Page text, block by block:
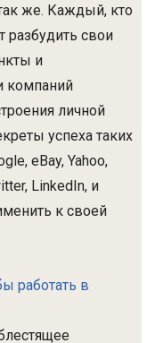
же. Каждый, кто
разбудить свои
и
компаний
личной
успеха таких
eBay, Yahoo,
LinkedIn, и
к своей
работать в